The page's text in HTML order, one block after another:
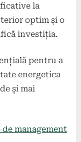
la
optim și o
investiția.
pentru a
energetica
și mai
management